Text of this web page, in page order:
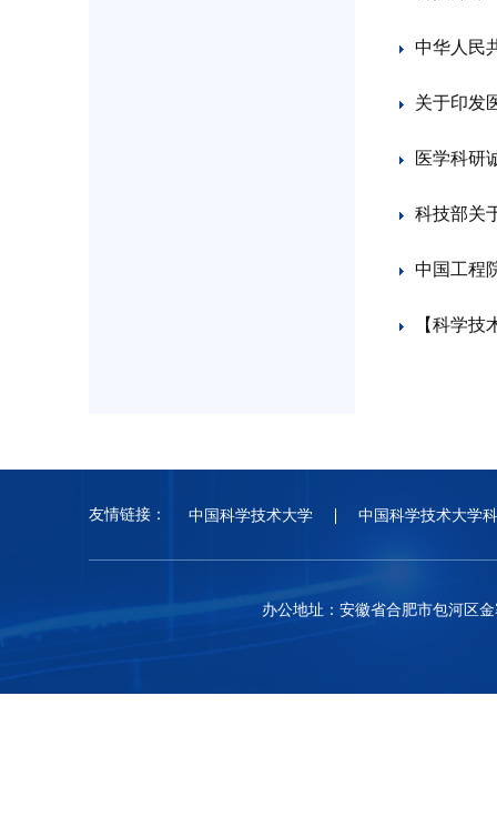
中华人民
关于印发
医学科研
科技部关
中国工程
【科学
友情链接： 中国科学技术大学 中国科学技术大学
办公地址：安徽省合肥市包河区